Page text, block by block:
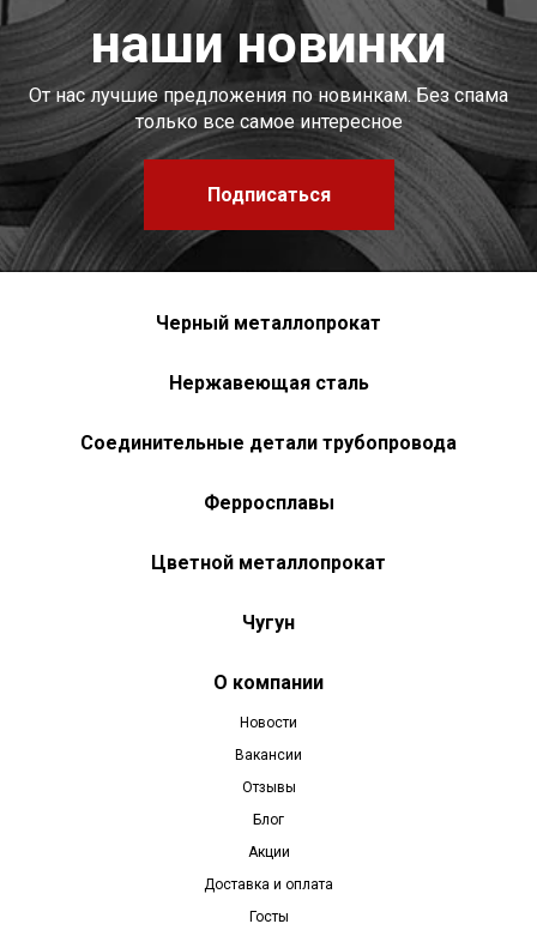
наши новинки
От нас лучшие предложения по новинкам. Без спама
только все самое интересное
Подписаться
Черный металлопрокат
Нержавеющая сталь
Соединительные детали трубопровода
Ферросплавы
Цветной металлопрокат
Чугун
О компании
Новости
Вакансии
Отзывы
Блог
Акции
Доставка и оплата
Госты